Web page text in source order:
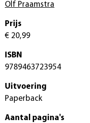
Olf Praamstra
Prijs
€ 20,99
ISBN
9789463723954
Uitvoering
Paperback
Aantal pagina's